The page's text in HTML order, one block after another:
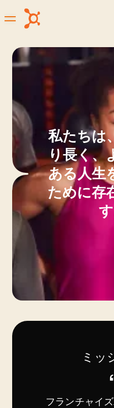
私たちは
り長く、
ある人生
ために存
ミッ
フランチャイ